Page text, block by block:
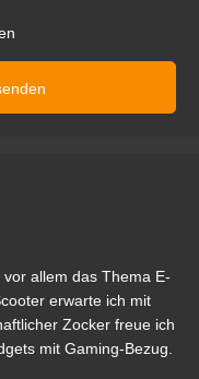
allem das Thema E-
erwarte ich mit
Zocker freue ich
mit Gaming-Bezug.